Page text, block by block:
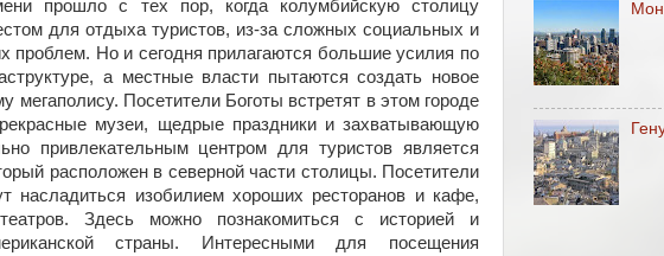
прошло с тех пор, когда колумбийскую столицу
для отдыха туристов, из-за сложных социальных и
проблем. Но и сегодня прилагаются большие усилия по
а местные власти пытаются создать новое
мегаполису. Посетители Боготы встретят в этом городе
музеи, щедрые праздники и захватывающую
привлекательным центром для туристов является
расположен в северной части столицы. Посетители
насладиться изобилием хороших ресторанов и кафе,
Здесь можно познакомиться с историей и
страны. Интересными для посещения